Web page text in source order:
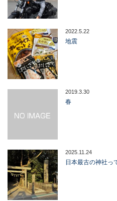
2022.5.22
地震
2019.3.30
春
2025.11.24
日本最古の神社っ